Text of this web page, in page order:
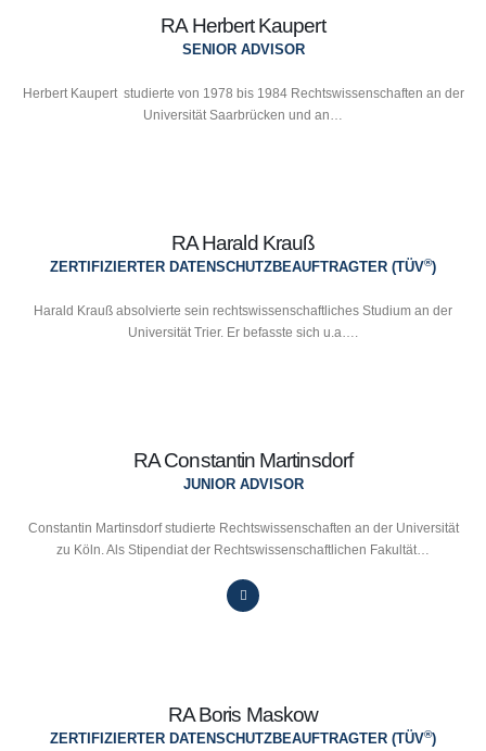
RA Herbert Kaupert
SENIOR ADVISOR
Herbert Kaupert studierte von 1978 bis 1984 Rechtswissenschaften an der
Universität Saarbrücken und an…
RA Harald Krauß
ZERTIFIZIERTER DATENSCHUTZBEAUFTRAGTER (TÜV®)
Harald Krauß absolvierte sein rechtswissenschaftliches Studium an der
Universität Trier. Er befasste sich u.a….
RA Constantin Martinsdorf
JUNIOR ADVISOR
Constantin Martinsdorf studierte Rechtswissenschaften an der Universität
zu Köln. Als Stipendiat der Rechtswissenschaftlichen Fakultät…
RA Boris Maskow
ZERTIFIZIERTER DATENSCHUTZBEAUFTRAGTER (TÜV®)